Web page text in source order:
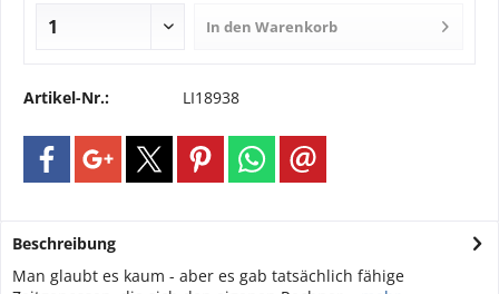
In den Warenkorb
Artikel-Nr.: LI18938
Beschreibung
Man glaubt es kaum - aber es gab tatsächlich fähige